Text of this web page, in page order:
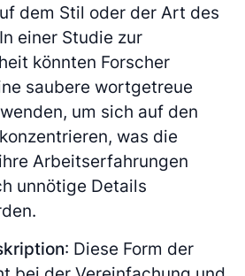
dem Stil oder der Art des
einer Studie zur
könnten Forscher
saubere wortgetreue
um sich auf den
was die
Arbeitserfahrungen
unnötige Details
: Diese Form der